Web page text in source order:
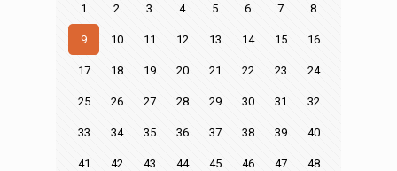
1 2 3 4 5 6 7 8
9 10 11 12 13 14 15 16
17 18 19 20 21 22 23 24
25 26 27 28 29 30 31 32
33 34 35 36 37 38 39 40
41 42 43 44 45 46 47 48